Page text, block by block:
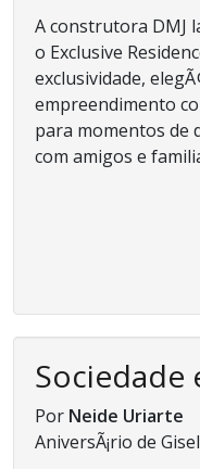
A construtora DMJ
o Exclusive
exclusividade,
empreendimento
para momentos de
com amigos e
Sociedade
Por Neide Uriarte
AniversÃ¡rio de